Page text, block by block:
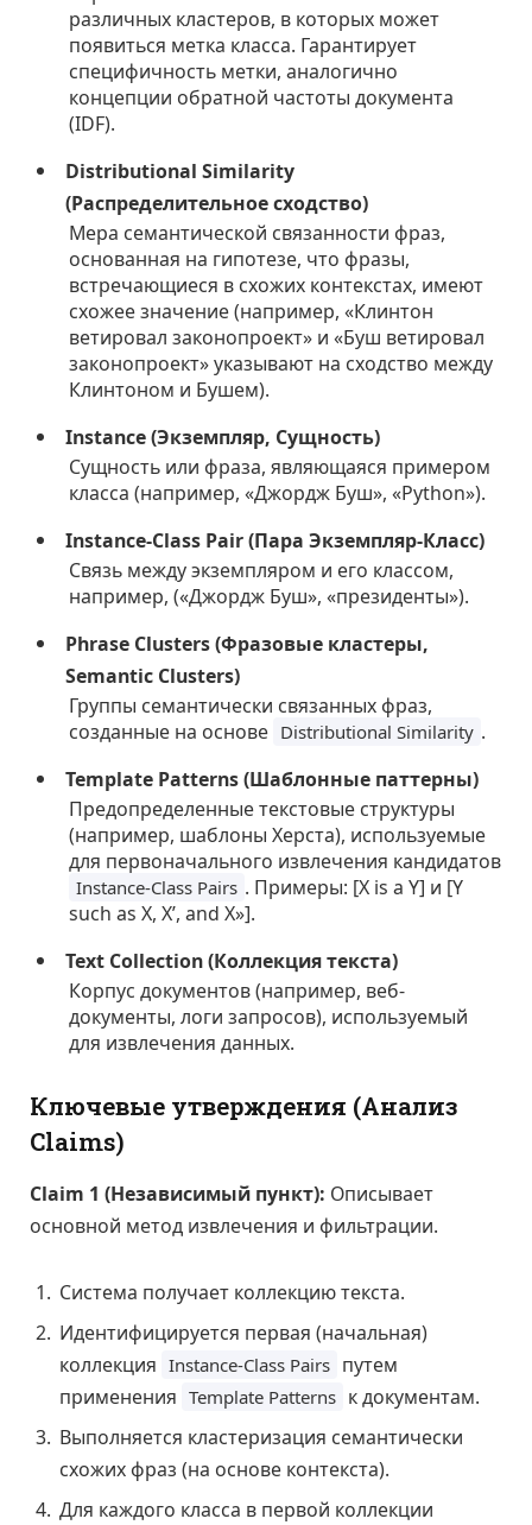
различных кластеров, в которых может
появиться метка класса. Гарантирует
специфичность метки, аналогично
концепции обратной частоты документа
(IDF).
Distributional Similarity
(Распределительное сходство)
Мера семантической связанности фраз,
основанная на гипотезе, что фразы,
встречающиеся в схожих контекстах, имеют
схожее значение (например, «Клинтон
ветировал законопроект» и «Буш ветировал
законопроект» указывают на сходство между
Клинтоном и Бушем).
Instance (Экземпляр, Сущность)
Сущность или фраза, являющаяся примером
класса (например, «Джордж Буш», «Python»).
Instance-Class Pair (Пара Экземпляр-Класс)
Связь между экземпляром и его классом,
например, («Джордж Буш», «президенты»).
Phrase Clusters (Фразовые кластеры,
Semantic Clusters)
Группы семантически связанных фраз,
созданные на основе Distributional Similarity .
Template Patterns (Шаблонные паттерны)
Предопределенные текстовые структуры
(например, шаблоны Херста), используемые
для первоначального извлечения кандидатов
Instance-Class Pairs . Примеры: [X is a Y] и [Y
such as X, X’, and X»].
Text Collection (Коллекция текста)
Корпус документов (например, веб-
документы, логи запросов), используемый
для извлечения данных.
Ключевые утверждения (Анализ
Claims)
Claim 1 (Независимый пункт): Описывает
основной метод извлечения и фильтрации.
Система получает коллекцию текста.
Идентифицируется первая (начальная)
коллекция Instance-Class Pairs путем
применения Template Patterns к документам.
Выполняется кластеризация семантически
схожих фраз (на основе контекста).
Для каждого класса в первой коллекции